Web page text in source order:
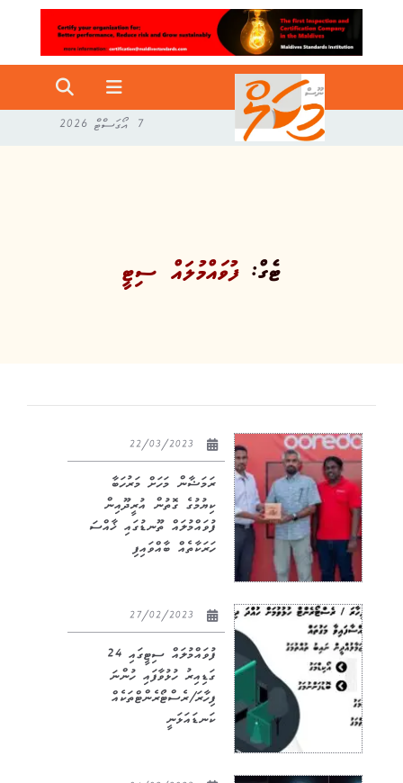
7 އޯގަސްޓް 2026
ޓެގް:ފުވައްމުލައް ސިޓީ
ރަމަޟާން މަހަށް މަރުހަބާ
ކިޔުމުގެ ގޮތުން އުރީދޫއިން
ފުވައްމުލައް ތޫނޑުގައި ޚާއްސަ
ހަރަކާތެއް ބާއްވައިފި
ފުވައްމުލައް ސިޓީގައި 24
ގަޑިއިރު ހުޅުވާފައި ހުންނަ
ފިހާރަ/ރެސްޓޯރެންޓްތަކެއް
ކަނޑައަޅަނީ